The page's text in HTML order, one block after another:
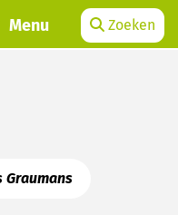
Menu Zoeken
Graumans